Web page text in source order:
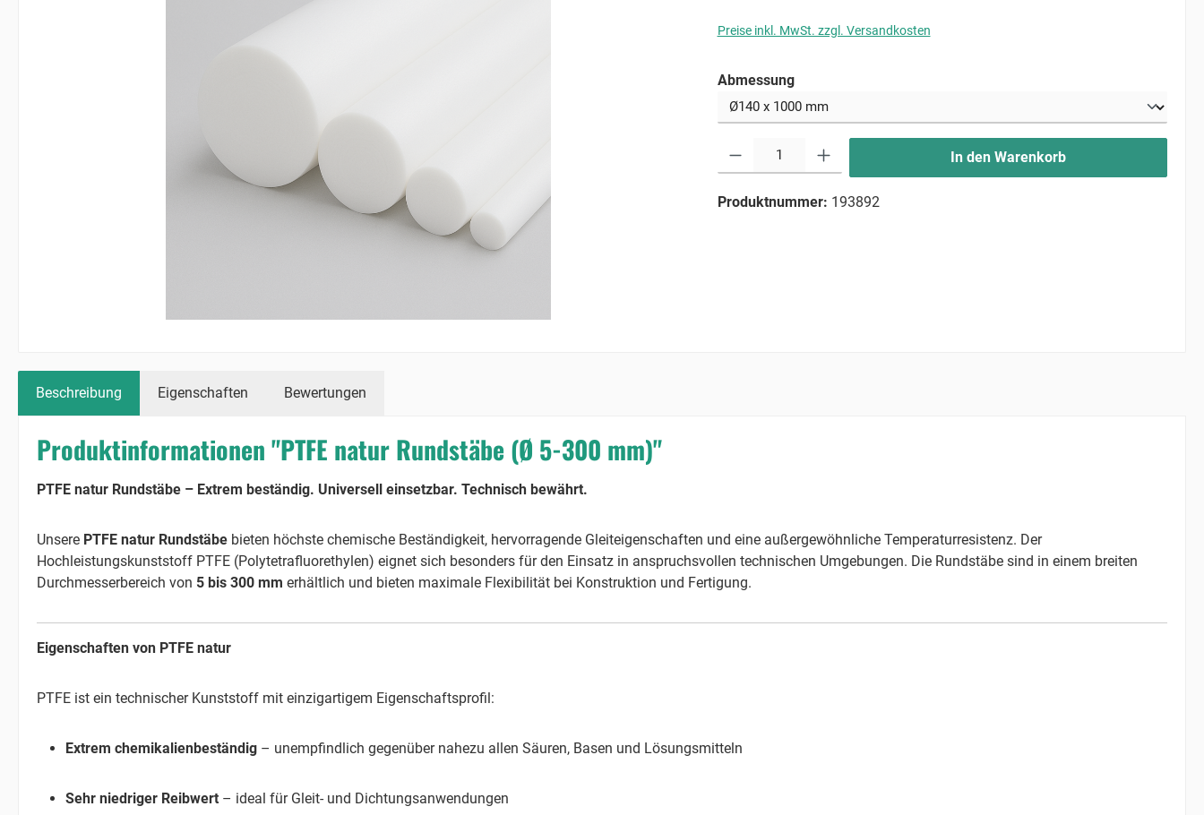
Preise inkl. MwSt. zzgl. Versandkosten
Abmessungauswählen
In den Warenkorb
Produktnummer: 193892
Beschreibung Eigenschaften Bewertungen
Produktinformationen "PTFE natur Rundstäbe (Ø 5-300 mm)"
PTFE natur Rundstäbe – Extrem beständig. Universell einsetzbar. Technisch bewährt.
Unsere PTFE natur Rundstäbe bieten höchste chemische Beständigkeit, hervorragende Gleiteigenschaften und eine außergewöhnliche Temperaturresistenz. Der
Hochleistungskunststoff PTFE (Polytetrafluorethylen) eignet sich besonders für den Einsatz in anspruchsvollen technischen Umgebungen. Die Rundstäbe sind in einem breiten
Durchmesserbereich von 5 bis 300 mm erhältlich und bieten maximale Flexibilität bei Konstruktion und Fertigung.
Eigenschaften von PTFE natur
PTFE ist ein technischer Kunststoff mit einzigartigem Eigenschaftsprofil:
Extrem chemikalienbeständig – unempfindlich gegenüber nahezu allen Säuren, Basen und Lösungsmitteln
Sehr niedriger Reibwert – ideal für Gleit- und Dichtungsanwendungen